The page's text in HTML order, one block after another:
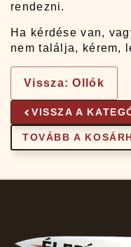
rendezni.
Ha kérdése van,
nem találja, kérem,
Vissza: Ollók
VISSZA A
TOVÁBB A